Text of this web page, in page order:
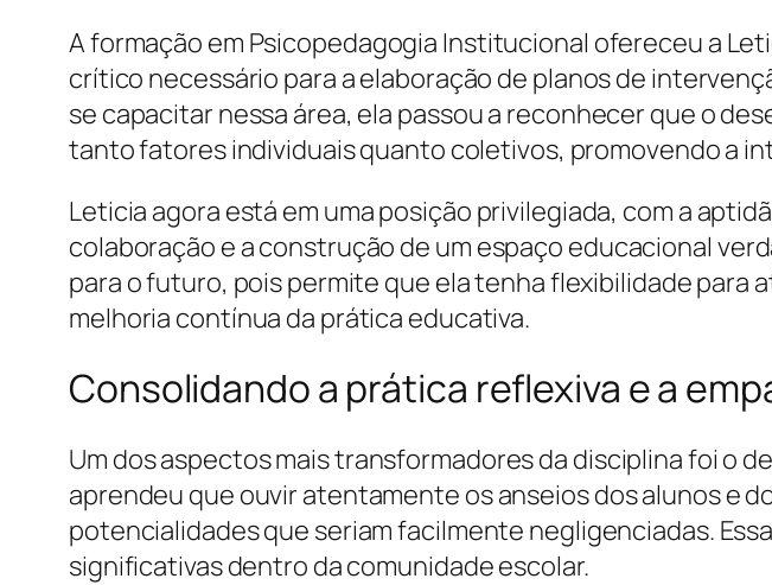
A formação em Psicopedagogia Institucional ofereceu a
crítico necessário para a elaboração de planos de
se capacitar nessa área, ela passou a reconhecer que o
tanto fatores individuais quanto coletivos, promovendo a
Leticia agora está em uma posição privilegiada, com a
colaboração e a construção de um espaço educacional
para o futuro, pois permite que ela tenha flexibilidade para
melhoria contínua da prática educativa.
Consolidando a prática reflexiva e a
Um dos aspectos mais transformadores da disciplina foi o
aprendeu que ouvir atentamente os anseios dos alunos e
potencialidades que seriam facilmente negligenciadas.
significativas dentro da comunidade escolar.